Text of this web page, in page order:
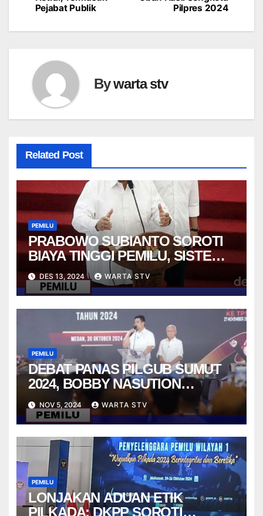
Pilpres 2024
Pejabat Publik
Bywarta stv
Related Post
PEMILU
PRABOWO SUBIANTO SOROTI
BIAYA TINGGI PEMILU, SISTEM
YANG PERLU DIREVISI?
DES 13, 2024 WARTA STV
PEMILU
DEBAT PANAS PILGUB SUMUT
2024, BOBBY NASUTION
TANTANG EDY RAHMAYADI
SOAL ANGGARAN KESEHATAN
DAN PEMBELIAN MEDAN CLUB
NOV 5, 2024 WARTA STV
PEMILU
LONJAKAN ADUAN ETIK
PILKADA: DKPP SOROTI